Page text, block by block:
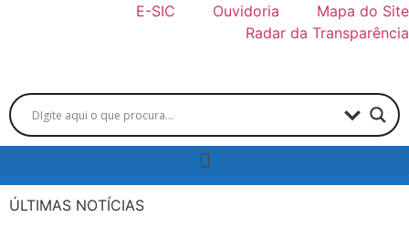
E-SIC Ouvidoria
Mapa do Site
Radar da Transparência
ÚLTIMAS NOTÍCIAS